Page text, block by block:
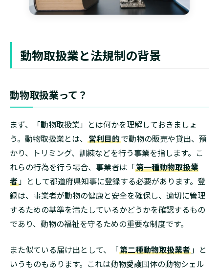
動物取扱業と法規制の背景
動物取扱業って？
まず、「動物取扱業」とは何かを理解しておきましょ
う。動物取扱業とは、 営利目的で動物の販売や貸出、預
かり、トリミング、訓練などを行う事業を指します。こ
れらの行為を行う場合、事業者は「第一種動物取扱業
者」として都道府県知事に登録する必要があります。登
録は、事業者が動物の健康と安全を確保し、適切に管理
するための基準を満たしているかどうかを確認するもの
であり、動物の福祉を守るための重要な制度です。
また似ている届け出として、「第二種動物取扱業者」と
いうものもあります。これは動物愛護団体の動物シェル